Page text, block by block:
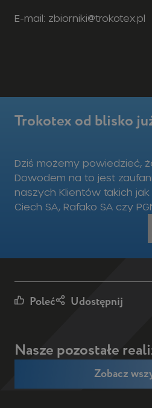
E-mail: zbiorniki@trokotex.pl
Trokotex od blisko
Dziś możemy powiedzieć,
Dowodem na to jest
naszych Klientów takich jak
Ciech SA, Rafako SA czy
Poleć Udostępnij
Nasze pozostałe
Zobacz